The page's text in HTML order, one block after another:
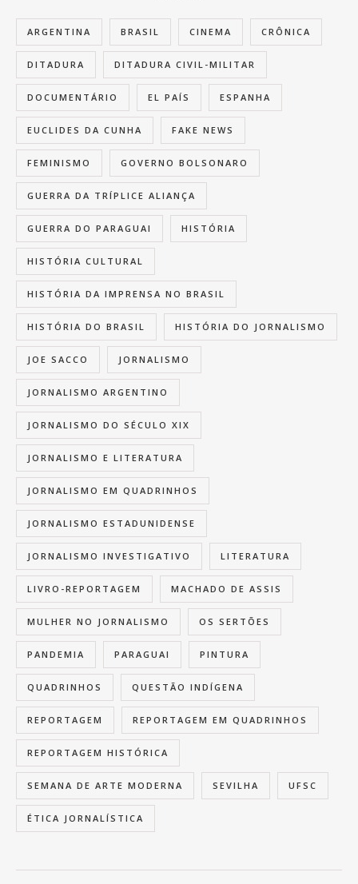
ARGENTINA BRASIL CINEMA CRÔNICA
DITADURA DITADURA CIVIL-MILITAR
DOCUMENTÁRIO EL PAÍS ESPANHA
EUCLIDES DA CUNHA FAKE NEWS
FEMINISMO GOVERNO BOLSONARO
GUERRA DA TRÍPLICE ALIANÇA
GUERRA DO PARAGUAI HISTÓRIA
HISTÓRIA CULTURAL
HISTÓRIA DA IMPRENSA NO BRASIL
HISTÓRIA DO BRASIL HISTÓRIA DO JORNALISMO
JOE SACCO JORNALISMO
JORNALISMO ARGENTINO
JORNALISMO DO SÉCULO XIX
JORNALISMO E LITERATURA
JORNALISMO EM QUADRINHOS
JORNALISMO ESTADUNIDENSE
JORNALISMO INVESTIGATIVO LITERATURA
LIVRO-REPORTAGEM MACHADO DE ASSIS
MULHER NO JORNALISMO OS SERTÕES
PANDEMIA PARAGUAI PINTURA
QUADRINHOS QUESTÃO INDÍGENA
REPORTAGEM REPORTAGEM EM QUADRINHOS
REPORTAGEM HISTÓRICA
SEMANA DE ARTE MODERNA SEVILHA UFSC
ÉTICA JORNALÍSTICA